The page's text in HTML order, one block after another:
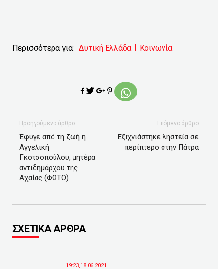
Περισσότερα για: Δυτική Ελλάδα Κοινωνία
Προηγούμενο άρθρο
Έφυγε από τη ζωή η
Αγγελική
Γκοτσοπούλου, μητέρα
αντιδημάρχου της
Αχαίας (ΦΩΤΟ)
Επόμενο άρθρο
Εξιχνιάστηκε ληστεία σε
περίπτερο στην Πάτρα
ΣΧΕΤΙΚΑ ΑΡΘΡΑ
19:23,18.06.2021